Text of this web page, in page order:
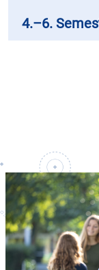
4.–6.